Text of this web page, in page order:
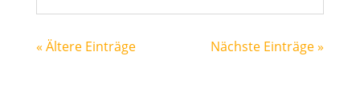
« Ältere Einträge Nächste Einträge »